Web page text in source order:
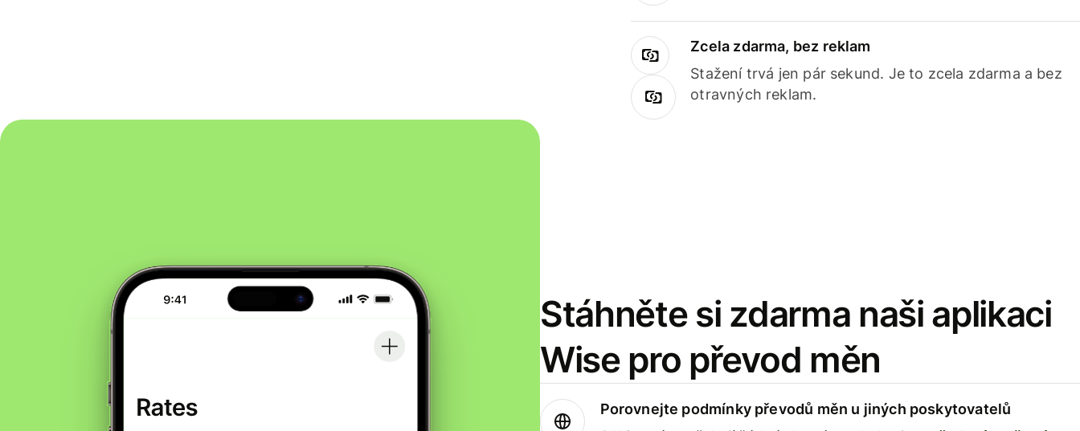
Zcela zdarma, bez reklam
Stažení trvá jen pár sekund. Je to zcela zdarma a bez
otravných reklam.
Stáhněte si zdarma naši aplikaci
Wise pro převod měn
Porovnejte podmínky převodů měn u jiných poskytovatelů